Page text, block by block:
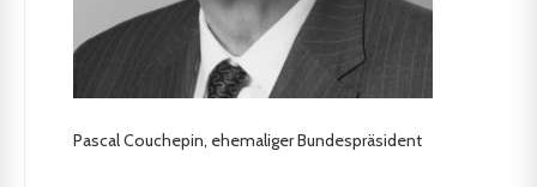
Pascal Couchepin, ehemaliger Bundespräsident